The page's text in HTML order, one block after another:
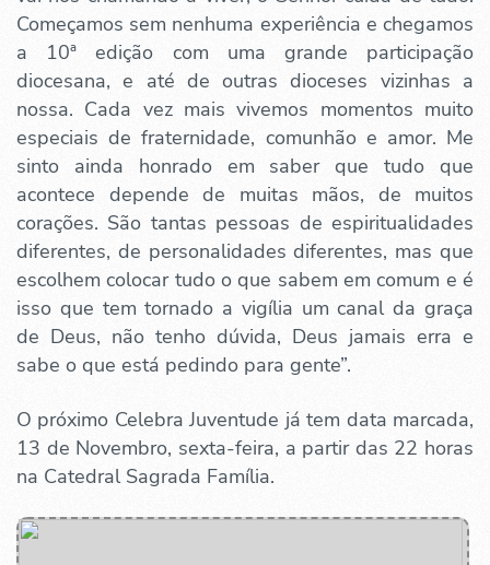
Começamos sem nenhuma experiência e chegamos
a 10ª edição com uma grande participação
diocesana, e até de outras dioceses vizinhas a
nossa. Cada vez mais vivemos momentos muito
especiais de fraternidade, comunhão e amor. Me
sinto ainda honrado em saber que tudo que
acontece depende de muitas mãos, de muitos
corações. São tantas pessoas de espiritualidades
diferentes, de personalidades diferentes, mas que
escolhem colocar tudo o que sabem em comum e é
isso que tem tornado a vigília um canal da graça
de Deus, não tenho dúvida, Deus jamais erra e
sabe o que está pedindo para gente”.
O próximo Celebra Juventude já tem data marcada,
13 de Novembro, sexta-feira, a partir das 22 horas
na Catedral Sagrada Família.